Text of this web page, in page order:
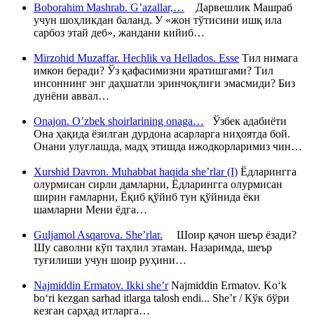
Boborahim Mashrab. G’azallar,… Дарвешлик Машраб
учун шоҳликдан баланд. У «жон тўтисини ишқ ила
сарбоз этай деб», жандани кийиб…
Mirzohid Muzaffar. Hechlik va Hellados. Esse Тил нимага
имкон беради? Ўз қафасимизни яратишгами? Тил
инсоннинг энг даҳшатли эринчоқлиги эмасмиди? Биз
дунёни аввал…
Onajon. O’zbek shoirlarining onaga… Ўзбек адабиёти
Она ҳақида ёзилган дурдона асарларга ниҳоятда бой.
Онани улуғлашда, мадҳ этишда ижодкорларимиз чин…
Xurshid Davron. Muhabbat haqida she’rlar (I) Ёдларингга
олурмисан сирли дамларни, Ёдларингга олурмисан
ширин ғамларни, Ёқиб қўйиб тун қўйнида ёки
шамларни Мени ёдга…
Guljamol Asqarova. She’rlar. Шоир қачон шеър ёзади?
Шу саволни кўп таҳлил этаман. Назаримда, шеър
туғилиши учун шоир руҳини…
Najmiddin Ermatov. Ikki she’rNajmiddin Ermatov. Ko‘k
bo‘ri kezgan sarhad itlarga talosh endi... She’r / Кўк бўри
кезган сарҳад итларга…